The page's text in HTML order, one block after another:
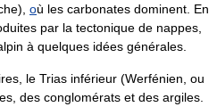
où les carbonates dominent. En
par la tectonique de nappes,
à quelques idées générales.
le Trias inférieur (Werfénien, ou
des conglomérats et des argiles.